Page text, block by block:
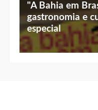
"A Bahia em
gastronomia e
especial